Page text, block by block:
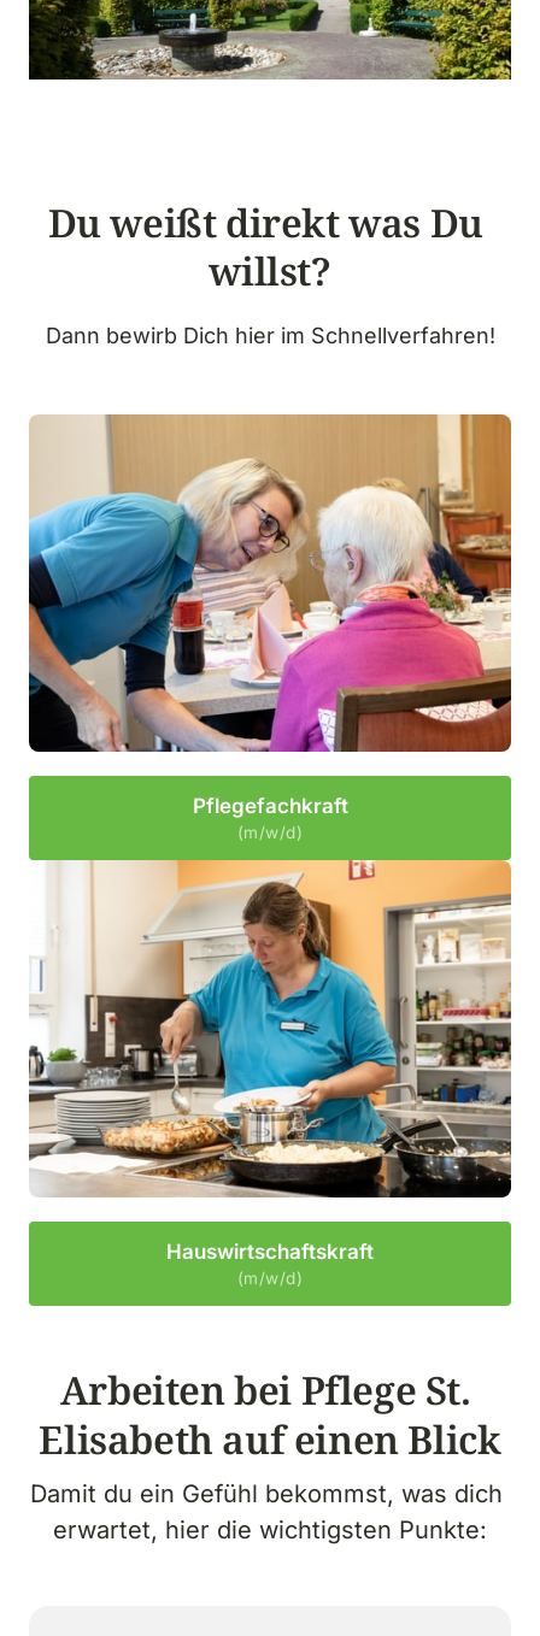
Du weißt direkt was Du
willst?
Dann bewirb Dich hier im Schnellverfahren!
Pflegefachkraft
(m/w/d)
Hauswirtschaftskraft
(m/w/d)
Arbeiten bei Pflege St.
Elisabeth auf einen Blick
Damit du ein Gefühl bekommst, was dich
erwartet, hier die wichtigsten Punkte: